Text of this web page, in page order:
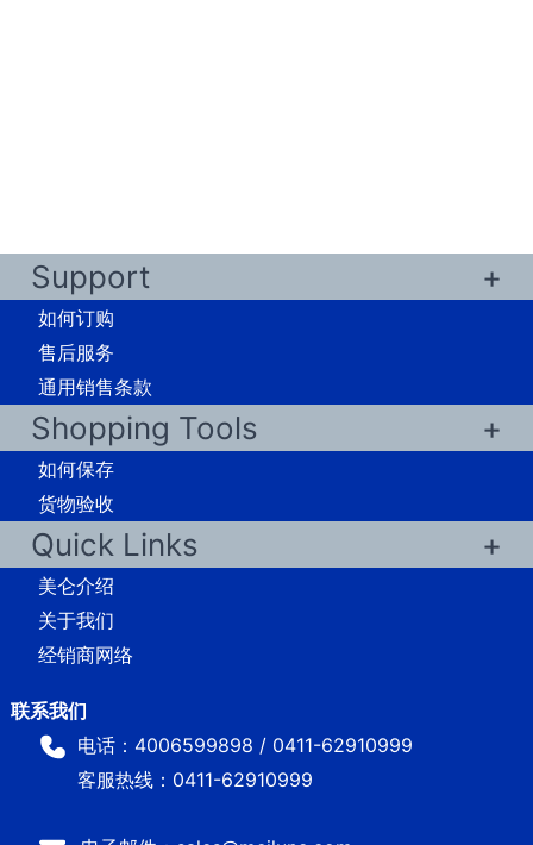
Support
如何订购
售后服务
通用销售条款
Shopping Tools
如何保存
货物验收
Quick Links
美仑介绍
关于我们
经销商网络
电话：4006599898 / 0411-62910999
客服热线：0411-62910999